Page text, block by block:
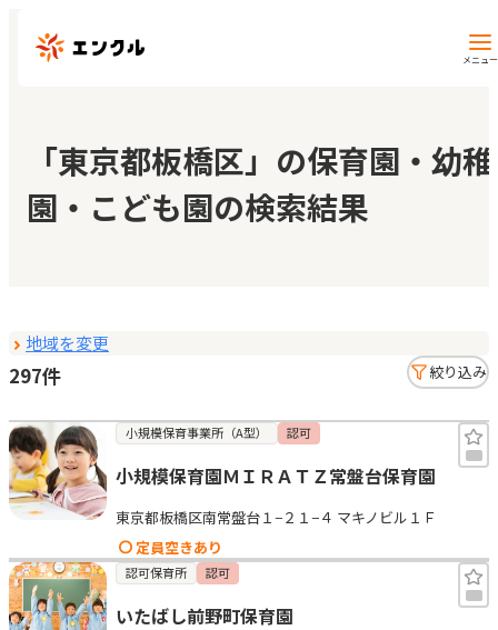
メニュー
保育園・幼稚園を探す
地図から探す
マイページ
お気に入り
見学日記
メッセージ
「東京都板橋区」の保育園・幼稚
園・こども園の検索結果
地域を変更
297件 絞り込み
小規模保育事業所（A型） 認可
小規模保育園ＭＩＲＡＴＺ常盤台保育園
東京都板橋区南常盤台１−２１−４ マキノビル１Ｆ
定員空きあり
認可保育所 認可
いたばし前野町保育園